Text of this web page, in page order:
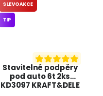
Stavitelné podpěry
pod auto 6t 2ks
KD3097 KRAFT&DELE
SLEVOAKCE
TIP